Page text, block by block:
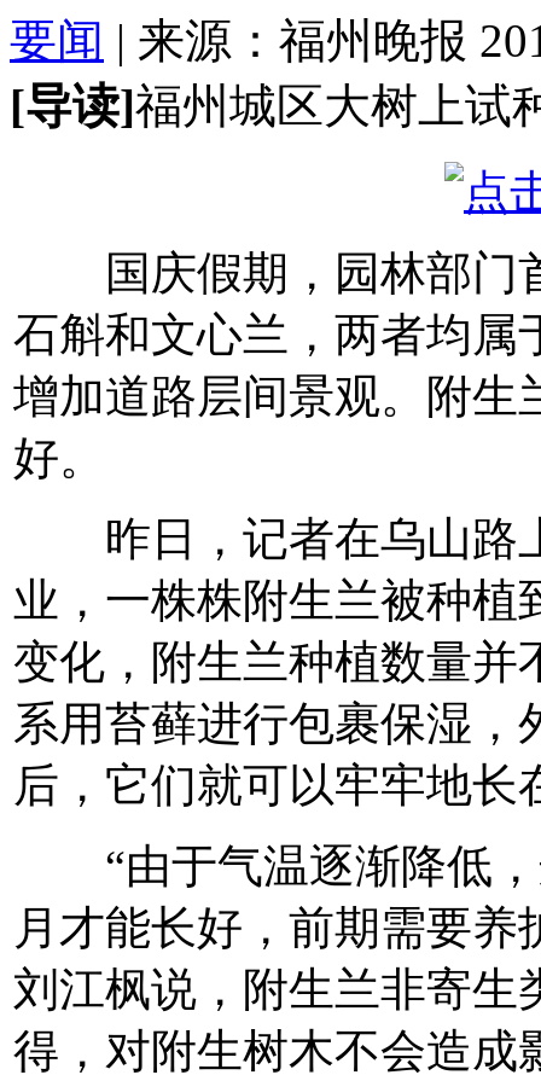
要闻 | 来源：福州晚报
[导读]福州城区大树上试
国庆假期，园林部门
石斛和文心兰，两者均属
增加道路层间景观。附生
好。
昨日，记者在乌山路
业，一株株附生兰被种植
变化，附生兰种植数量并
系用苔藓进行包裹保湿
后，它们就可以牢牢地长
“由于气温逐渐降低，
月才能长好，前期需要
刘江枫说，附生兰非寄生
得，对附生树木不会造成